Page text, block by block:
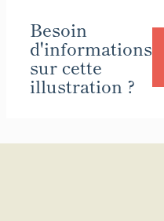
Besoin
d'informations
sur cette
illustration ?